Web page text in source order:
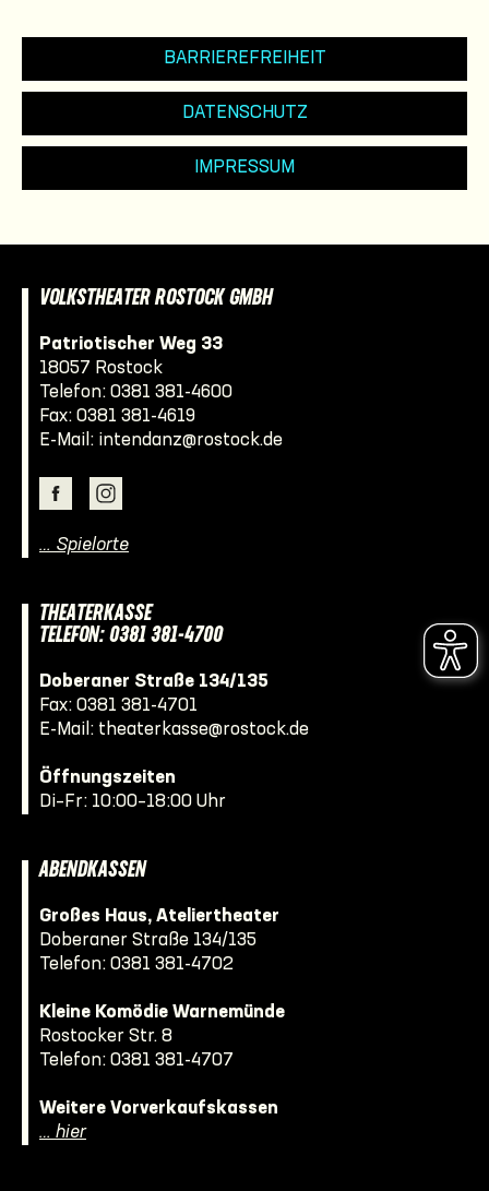
BARRIEREFREIHEIT
DATENSCHUTZ
IMPRESSUM
VOLKSTHEATER ROSTOCK GMBH
Patriotischer Weg 33
18057 Rostock
Telefon: 0381 381-4600
Fax: 0381 381-4619
E-Mail: intendanz@rostock.de
… Spielorte
THEATERKASSE
TELEFON: 0381 381-4700
Doberaner Straße 134/135
Fax: 0381 381-4701
E-Mail: theaterkasse@rostock.de
Öffnungszeiten
Di–Fr: 10:00–18:00 Uhr
ABENDKASSEN
Großes Haus, Ateliertheater
Doberaner Straße 134/135
Telefon: 0381 381-4702
Kleine Komödie Warnemünde
Rostocker Str. 8
Telefon: 0381 381-4707
Weitere Vorverkaufskassen
… hier